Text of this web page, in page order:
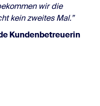
wir die
kein zweites Mal.”
Kundenbetreuerin